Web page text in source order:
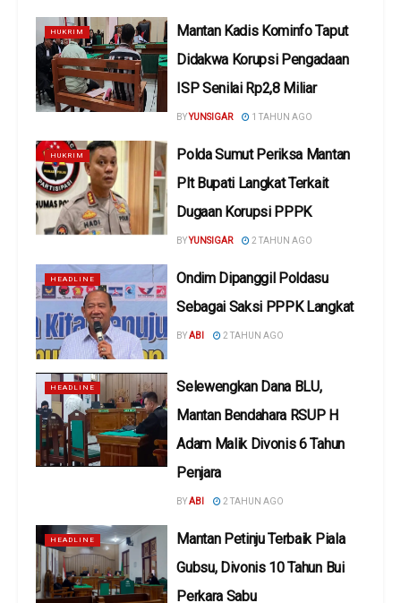
HUKRIM
Mantan Kadis Kominfo Taput
Didakwa Korupsi Pengadaan
ISP Senilai Rp2,8 Miliar
BYYUNSIGAR 1 TAHUN AGO
HUKRIM
Polda Sumut Periksa Mantan
Plt Bupati Langkat Terkait
Dugaan Korupsi PPPK
BYYUNSIGAR 2 TAHUN AGO
HEADLINE
Ondim Dipanggil Poldasu
Sebagai Saksi PPPK Langkat
BYABI 2 TAHUN AGO
HEADLINE
Selewengkan Dana BLU,
Mantan Bendahara RSUP H
Adam Malik Divonis 6 Tahun
Penjara
BYABI 2 TAHUN AGO
HEADLINE
Mantan Petinju Terbaik Piala
Gubsu, Divonis 10 Tahun Bui
Perkara Sabu